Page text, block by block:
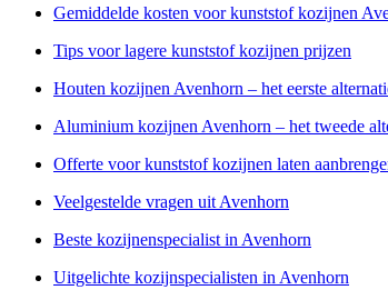
Gemiddelde kosten voor kunststof kozijnen
Tips voor lagere kunststof kozijnen prijzen
Houten kozijnen Avenhorn – het eerste
Aluminium kozijnen Avenhorn – het tweede
Offerte voor kunststof kozijnen laten
Veelgestelde vragen uit Avenhorn
Beste kozijnenspecialist in Avenhorn
Uitgelichte kozijnspecialisten in Avenhorn